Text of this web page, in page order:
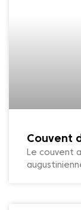
Couvent
Le couvent